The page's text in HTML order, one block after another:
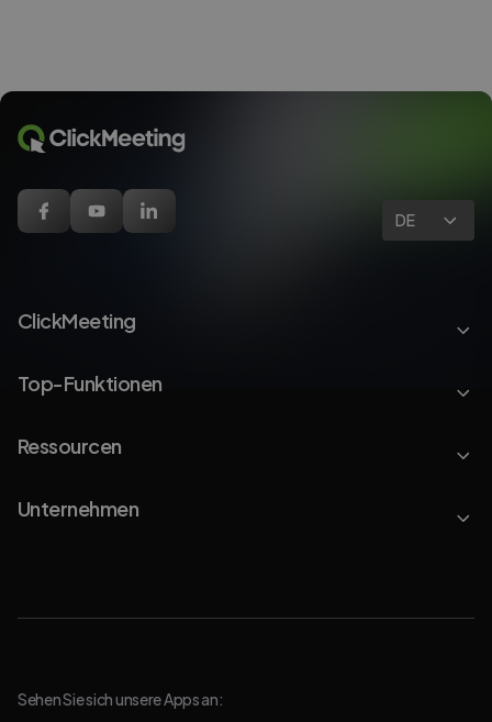
DE
ClickMeeting
Top-Funktionen
Ressourcen
Unternehmen
Sehen Sie sich unsere Apps an: